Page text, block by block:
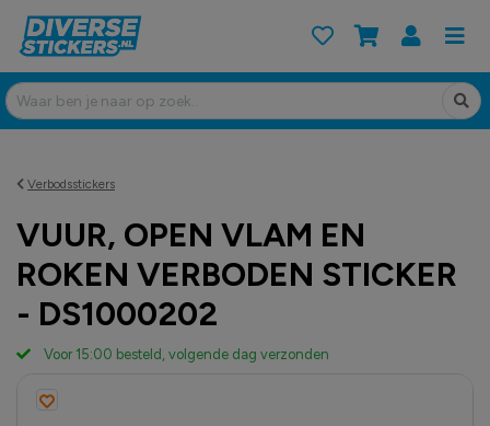
Verbodsstickers
VUUR, OPEN VLAM EN
ROKEN VERBODEN STICKER
- DS1000202
Voor 15:00 besteld, volgende dag verzonden